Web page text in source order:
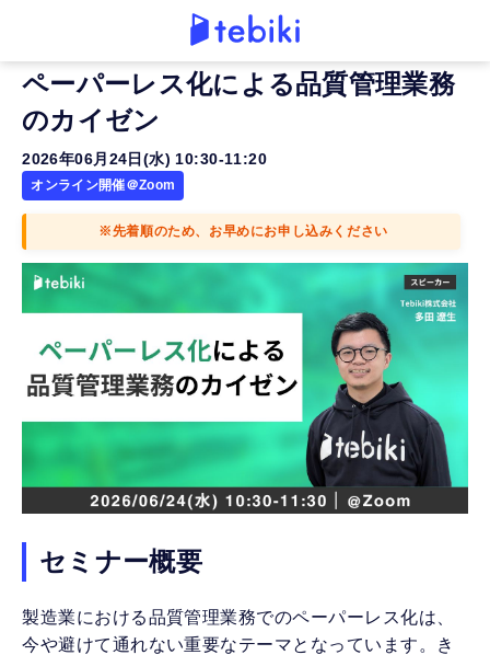
ペーパーレス化による品質管理業務
のカイゼン
2026年06月24日(水) 10:30-11:20
オンライン開催＠Zoom
※先着順のため、お早めにお申し込みください
セミナー概要
製造業における品質管理業務でのペーパーレス化は、
今や避けて通れない重要なテーマとなっています。き